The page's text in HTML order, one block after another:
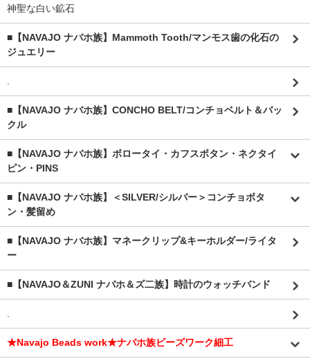
神聖な白い鉱石
■【NAVAJO ナバホ族】Mammoth Tooth/マンモス歯の化石の
ジュエリー
■【NAVAJO ナバホ族】CONCHO BELT/コンチョベルト＆バッ
クル
■【NAVAJO ナバホ族】ボロータイ・カフスボタン・ネクタイ
ピン・PINS
■【NAVAJO ナバホ族】＜SILVER/シルバー＞コンチョボタ
ン・髪留め
■【NAVAJO ナバホ族】マネークリップ&キーホルダー/ライタ
ー
■【NAVAJO＆ZUNI ナバホ＆ズ二族】時計のウォッチバンド
★Navajo Beads work★ナバホ族ビーズワーク細工